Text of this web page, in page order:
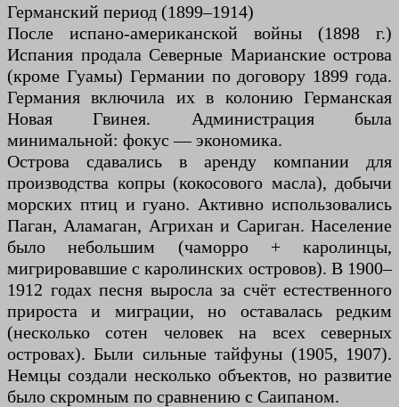
Германский период (1899–1914)
После испано-американской войны (1898 г.)
Испания продала Северные Марианские острова
(кроме Гуамы) Германии по договору 1899 года.
Германия включила их в колонию Германская
Новая Гвинея. Администрация была
минимальной: фокус — экономика.
Острова сдавались в аренду компании для
производства копры (кокосового масла), добычи
морских птиц и гуано. Активно использовались
Паган, Аламаган, Агрихан и Сариган. Население
было небольшим (чаморро + каролинцы,
мигрировавшие с каролинских островов). В 1900–
1912 годах песня выросла за счёт естественного
прироста и миграции, но оставалась редким
(несколько сотен человек на всех северных
островах). Были сильные тайфуны (1905, 1907).
Немцы создали несколько объектов, но развитие
было скромным по сравнению с Саипаном.